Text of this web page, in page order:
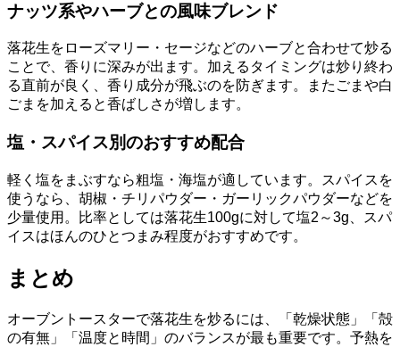
ナッツ系やハーブとの風味ブレンド
落花生をローズマリー・セージなどのハーブと合わせて炒る
ことで、香りに深みが出ます。加えるタイミングは炒り終わ
る直前が良く、香り成分が飛ぶのを防ぎます。またごまや白
ごまを加えると香ばしさが増します。
塩・スパイス別のおすすめ配合
軽く塩をまぶすなら粗塩・海塩が適しています。スパイスを
使うなら、胡椒・チリパウダー・ガーリックパウダーなどを
少量使用。比率としては落花生100gに対して塩2～3g、スパ
イスはほんのひとつまみ程度がおすすめです。
まとめ
オーブントースターで落花生を炒るには、「乾燥状態」「殻
の有無」「温度と時間」のバランスが最も重要です。予熱を